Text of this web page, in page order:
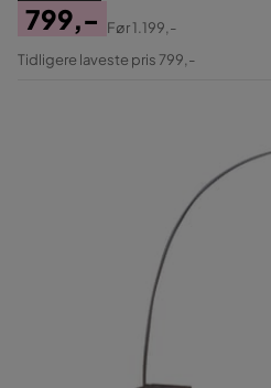
Pris
799,-
Original
Før1.199,-
Tidligere laveste pris 799,-